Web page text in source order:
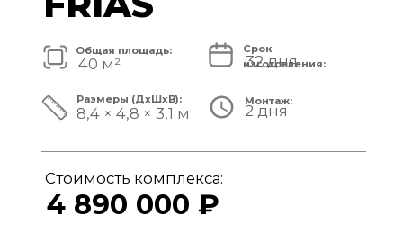
5 820 000 ₽
СМОТРЕТЬ ПРОЕКТ